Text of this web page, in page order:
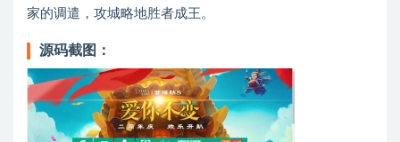
家的调遣，攻城略地胜者成王。
源码截图：